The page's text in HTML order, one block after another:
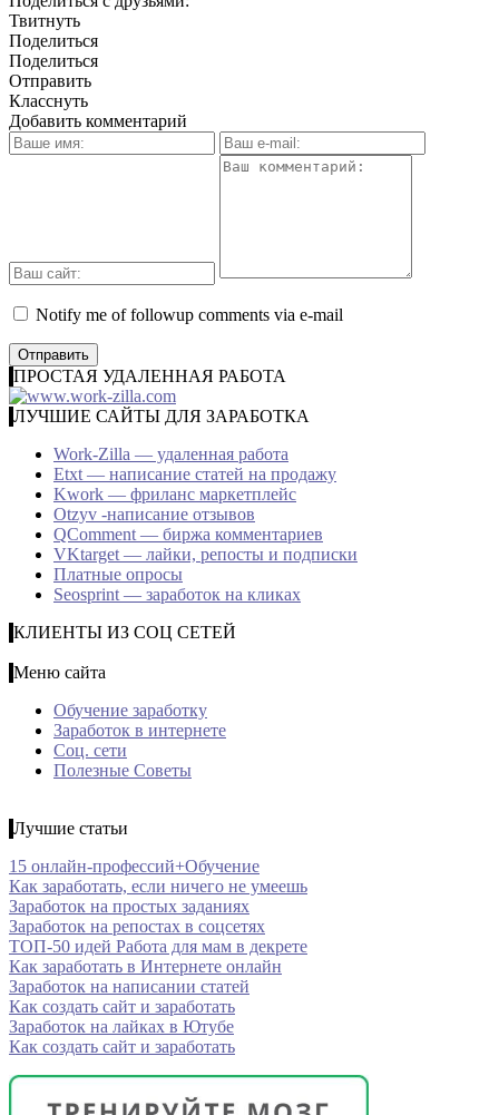
Твитнуть
Поделиться
Поделиться
Отправить
Класснуть
Добавить комментарий
Notify me of followup comments via e-mail
ПРОСТАЯ УДАЛЕННАЯ РАБОТА
ЛУЧШИЕ САЙТЫ ДЛЯ ЗАРАБОТКА
Work-Zilla — удаленная работа
Etxt — написание статей на продажу
Kwork — фриланс маркетплейс
Otzyv -написание отзывов
QComment — биржа комментариев
VKtarget — лайки, репосты и подписки
Платные опросы
Seosprint — заработок на кликах
КЛИЕНТЫ ИЗ СОЦ СЕТЕЙ
Меню сайта
Обучение заработку
Заработок в интернете
Соц. сети
Полезные Советы
Лучшие статьи
15 онлайн-профессий+Обучение
Как заработать, если ничего не умеешь
Заработок на простых заданиях
Заработок на репостах в соцсетях
ТОП-50 идей Работа для мам в декрете
Как заработать в Интернете онлайн
Заработок на написании статей
Как создать сайт и заработать
Заработок на лайках в Ютубе
Как создать сайт и заработать